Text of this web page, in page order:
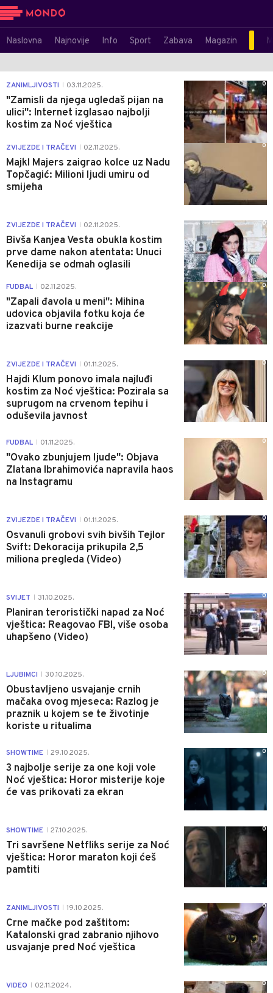
Naslovna Najnovije Info Sport Zabava Magazin
ZANIMLJIVOSTI 03.11.2025.
"Zamisli da njega ugledaš pijan na
ulici": Internet izglasao najbolji
kostim za Noć vještica
0
ZVIJEZDE I TRAČEVI 02.11.2025.
Majkl Majers zaigrao kolce uz Nadu
Topčagić: Milioni ljudi umiru od
smijeha
0
ZVIJEZDE I TRAČEVI 02.11.2025.
Bivša Kanjea Vesta obukla kostim
prve dame nakon atentata: Unuci
Kenedija se odmah oglasili
0
FUDBAL 02.11.2025.
"Zapali đavola u meni": Mihina
udovica objavila fotku koja će
izazvati burne reakcije
0
ZVIJEZDE I TRAČEVI 01.11.2025.
Hajdi Klum ponovo imala najluđi
kostim za Noć vještica: Pozirala sa
suprugom na crvenom tepihu i
oduševila javnost
0
FUDBAL 01.11.2025.
"Ovako zbunjujem ljude": Objava
Zlatana Ibrahimovića napravila haos
na Instagramu
0
ZVIJEZDE I TRAČEVI 01.11.2025.
Osvanuli grobovi svih bivših Tejlor
Svift: Dekoracija prikupila 2,5
miliona pregleda (Video)
0
SVIJET 31.10.2025.
Planiran teroristički napad za Noć
vještica: Reagovao FBI, više osoba
uhapšeno (Video)
0
LJUBIMCI 30.10.2025.
Obustavljeno usvajanje crnih
mačaka ovog mjeseca: Razlog je
praznik u kojem se te životinje
koriste u ritualima
0
SHOWTIME 29.10.2025.
3 najbolje serije za one koji vole
Noć vještica: Horor misterije koje
će vas prikovati za ekran
0
SHOWTIME 27.10.2025.
Tri savršene Netfliks serije za Noć
vještica: Horor maraton koji ćeš
pamtiti
0
ZANIMLJIVOSTI 19.10.2025.
Crne mačke pod zaštitom:
Katalonski grad zabranio njihovo
usvajanje pred Noć vještica
0
VIDEO 02.11.2024. 0